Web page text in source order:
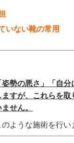
いない靴の常用
姿勢の悪さ」「 自分
すが、これらを取
ません。
ような施術を行い